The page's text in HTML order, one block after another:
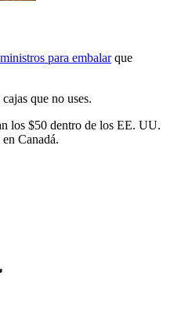
para embalarque
que no uses.
los $50 dentro de los EE. UU.
Canadá.